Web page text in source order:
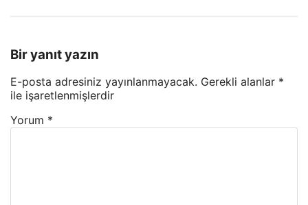
Bir yanıt yazın
E-posta adresiniz yayınlanmayacak. Gerekli alanlar *
ile işaretlenmişlerdir
Yorum *